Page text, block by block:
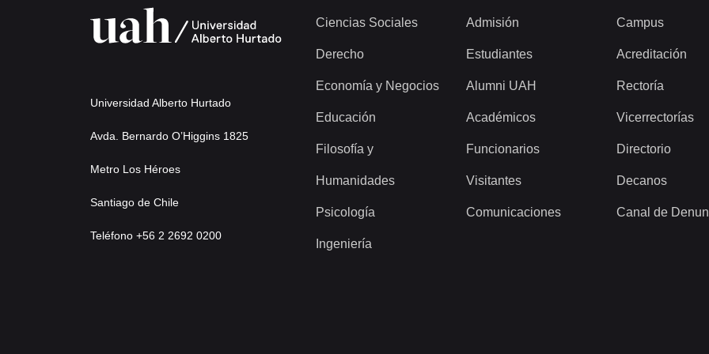
Universidad Alberto Hurtado
Avda. Bernardo O’Higgins 1825
Metro Los Héroes
Santiago de Chile
Teléfono +56 2 2692 0200
Ciencias Sociales
Derecho
Economía y Negocios
Educación
Filosofía y
Humanidades
Psicología
Ingeniería
Admisión
Estudiantes
Alumni UAH
Académicos
Funcionarios
Visitantes
Comunicaciones
Campus
Acreditación
Rectoría
Vicerrectorías
Directorio
Decanos
Canal de